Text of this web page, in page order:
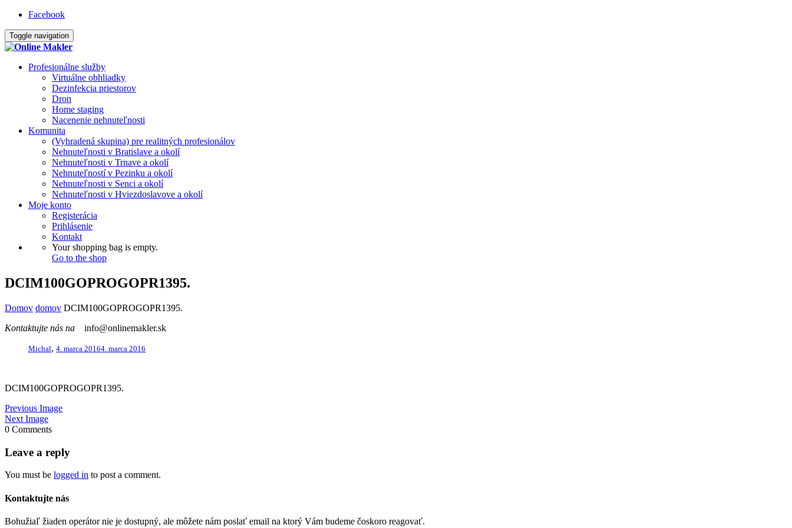
Facebook
Toggle navigation
Profesionálne služby
Virtuálne obhliadky
Dezinfekcia priestorov
Dron
Home staging
Nacenenie nehnuteľnosti
Komunita
(Vyhradená skupina) pre realitných profesionálov
Nehnuteľnosti v Bratislave a okolí
Nehnuteľnosti v Trnave a okolí
Nehnuteľností v Pezinku a okolí
Nehnuteľnosti v Senci a okolí
Nehnuteľnosti v Hviezdoslavove a okolí
Moje konto
Registerácia
Prihlásenie
Kontakt
Your shopping bag is empty.
Go to the shop
DCIM100GOPROGOPR1395.
Domov domov DCIM100GOPROGOPR1395.
Kontaktujte nás na
info@onlinemakler.sk
Michal, 4. marca 20164. marca 2016
DCIM100GOPROGOPR1395.
Previous Image
Next Image
0 Comments
Leave a reply
You must be logged in to post a comment.
Kontaktujte nás
Bohužiaľ žiaden operátor nie je dostupný, ale môžete nám poslať email na ktorý Vám budeme čoskoro reagovať.